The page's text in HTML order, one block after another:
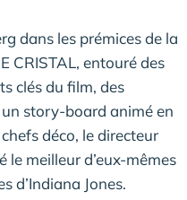
dans les prémices de la
CRISTAL, entouré des
clés du film, des
story-board animé en
déco, le directeur
meilleur d’eux-mêmes
d’Indiana Jones.